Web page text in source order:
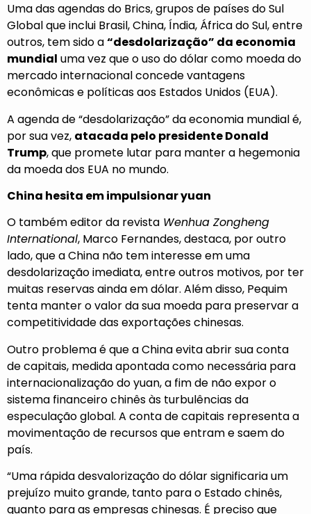
Uma das agendas do Brics, grupos de países do Sul
Global que inclui Brasil, China, Índia, África do Sul, entre
outros, tem sido a“desdolarização” da economia
mundial uma vez que o uso do dólar como moeda do
mercado internacional concede vantagens
econômicas e políticas aos Estados Unidos (EUA).
A agenda de “desdolarização” da economia mundial é,
por sua vez, atacada pelo presidente Donald
Trump, que promete lutar para manter a hegemonia
da moeda dos EUA no mundo.
China hesita em impulsionar yuan
O também editor da revista Wenhua Zongheng
International, Marco Fernandes, destaca, por outro
lado, que a China não tem interesse em uma
desdolarização imediata, entre outros motivos, por ter
muitas reservas ainda em dólar. Além disso, Pequim
tenta manter o valor da sua moeda para preservar a
competitividade das exportações chinesas.
Outro problema é que a China evita abrir sua conta
de capitais, medida apontada como necessária para
internacionalização do yuan, a fim de não expor o
sistema financeiro chinês às turbulências da
especulação global. A conta de capitais representa a
movimentação de recursos que entram e saem do
país.
“Uma rápida desvalorização do dólar significaria um
prejuízo muito grande, tanto para o Estado chinês,
quanto para as empresas chinesas. É preciso que